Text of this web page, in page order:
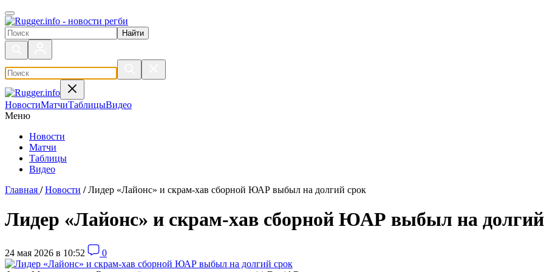
Поиск по сайту
НовостиМатчиТаблицыВидео
Меню
Новости
Матчи
Таблицы
Видео
Главная / Новости / Лидер «Лайонс» и скрам-хав сборной ЮАР выбыл на долгий срок
Лидер «Лайонс» и скрам-хав сборной ЮАР выбыл на
24 мая 2026 в 10:52 0